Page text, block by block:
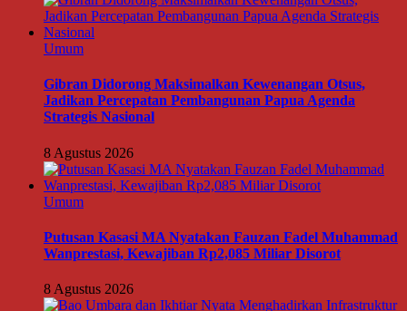
Umum
Gibran Didorong Maksimalkan Kewenangan Otsus,
Jadikan Percepatan Pembangunan Papua Agenda
Strategis Nasional
8 Agustus 2026
Umum
Putusan Kasasi MA Nyatakan Fauzan Fadel Muhammad
Wanprestasi, Kewajiban Rp2,085 Miliar Disorot
8 Agustus 2026